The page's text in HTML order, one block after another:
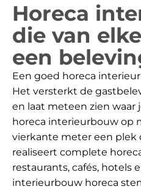
Horeca
die van
een
Een goed horeca
Het versterkt de
en laat meteen zien waar
horeca interieurbouw op
vierkante meter een plek
realiseert complete
restaurants, cafés, hotels
interieurbouw horeca